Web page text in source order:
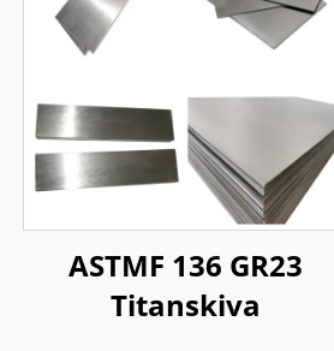
ASTMF 136 GR23
Titanskiva